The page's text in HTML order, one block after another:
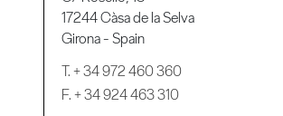
17244 Càsa de la Selva
Girona - Spain
T.+ 34 972 460 360
F. + 34 924 463 310